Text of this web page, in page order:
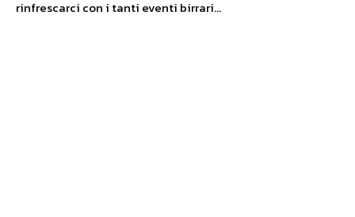
rinfrescarci con i tanti eventi birrari...